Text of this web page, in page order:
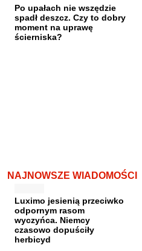
Po upałach nie wszędzie
spadł deszcz. Czy to dobry
moment na uprawę
ścierniska?
NAJNOWSZE WIADOMOŚCI
Luximo jesienią przeciwko
odpornym rasom
wyczyńca. Niemcy
czasowo dopuściły
herbicyd